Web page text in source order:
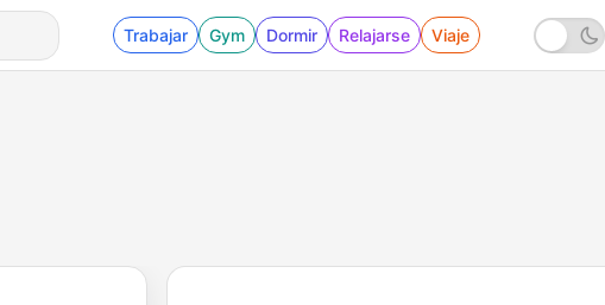
Trabajar Gym Dormir Relajarse Viaje